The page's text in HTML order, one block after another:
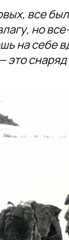
все
но
на себе
это